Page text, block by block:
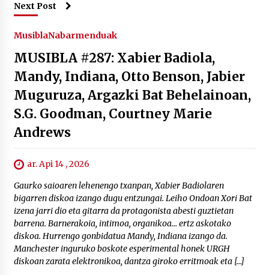
Next Post
MusiblaNabarmenduak
MUSIBLA #287: Xabier Badiola,
Mandy, Indiana, Otto Benson, Jabier
Muguruza, Argazki Bat Behelainoan,
S.G. Goodman, Courtney Marie
Andrews
ar. Api 14 , 2026
Gaurko saioaren lehenengo txanpan, Xabier Badiolaren
bigarren diskoa izango dugu entzungai. Leiho Ondoan Xori Bat
izena jarri dio eta gitarra da protagonista abesti guztietan
barrena. Barnerakoia, intimoa, organikoa… ertz askotako
diskoa. Hurrengo gonbidatua Mandy, Indiana izango da.
Manchester inguruko boskote esperimental honek URGH
diskoan zarata elektronikoa, dantza giroko erritmoak eta […]